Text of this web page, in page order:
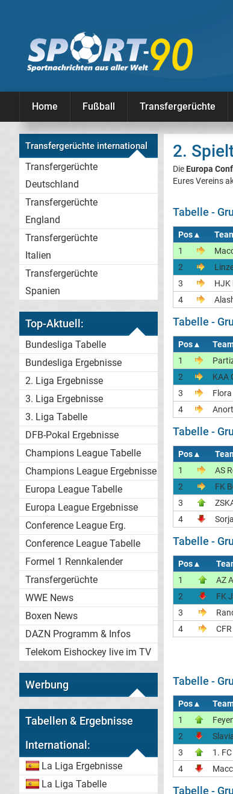
Home Fußball Transfergerüchte
Transfergerüchte international
Transfergerüchte
Deutschland
Transfergerüchte
England
Transfergerüchte
Italien
Transfergerüchte
Spanien
Top-Aktuell:
Bundesliga Tabelle
Bundesliga Ergebnisse
2. Liga Ergebnisse
3. Liga Ergebnisse
3. Liga Tabelle
DFB-Pokal Ergebnisse
Champions League Tabelle
Champions League Ergebnisse
Europa League Tabelle
Europa League Ergebnisse
Conference League Erg.
Conference League Tabelle
Formel 1 Rennkalender
Transfergerüchte
WWE News
Boxen News
DAZN Programm & Infos
Telekom Eishockey live im TV
Werbung
Tabellen & Ergebnisse
International:
La Liga Ergebnisse
La Liga Tabelle
2.
Die Europa
Eures Vereins
Tabelle -
Pos▲
1
2
3
HJK
4
Tabelle -
Pos▲
1
2
KAA
3
4
Tabelle -
Pos▲
1
AS
2
FK
3
4
Tabelle -
Pos▲
1
AZ
2
FK
3
4
Tabelle -
Pos▲
1
2
3
1.
4
Tabelle -